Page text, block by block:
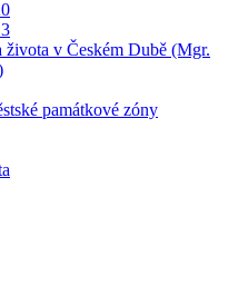
v Českém Dubě (Mgr.
památkové zóny